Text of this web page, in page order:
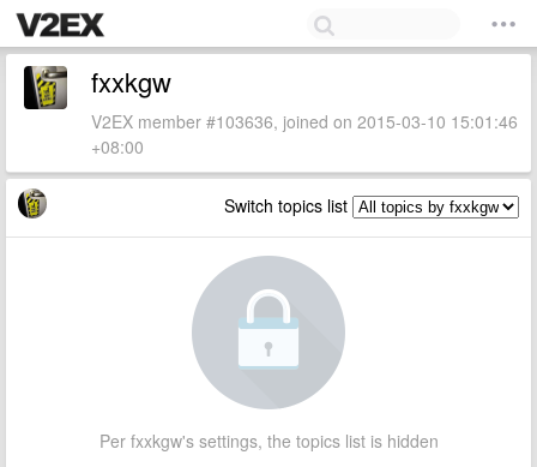
fxxkgw
V2EX member #103636, joined on 2015-03-10 15:01:46
+08:00
Switch topics list
Per fxxkgw's settings, the topics list is hidden